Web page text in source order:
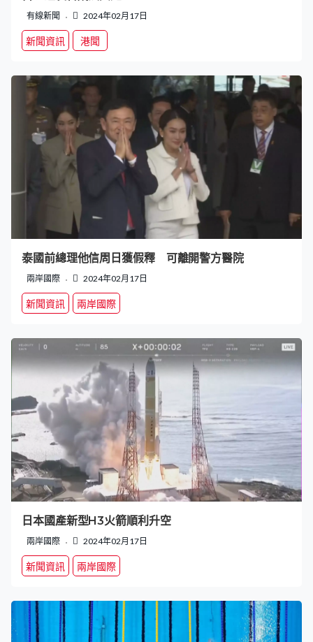
有線新聞 2024年02月17日
新聞資訊 港聞
泰國前總理他信周日獲假釋 可離開警方醫院
兩岸國際 2024年02月17日
新聞資訊 兩岸國際
日本國產新型H3火箭順利升空
兩岸國際 2024年02月17日
新聞資訊 兩岸國際